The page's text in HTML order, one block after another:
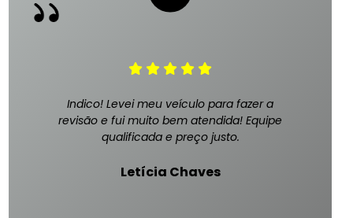
Indico! Levei meu veículo para fazer a
revisão e fui muito bem atendida! Equipe
qualificada e preço justo.
Letícia Chaves